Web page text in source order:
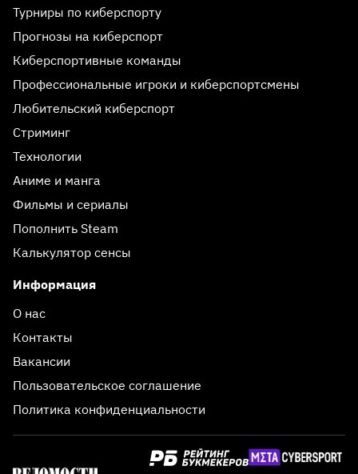
Турниры по киберспорту
Прогнозы на киберспорт
Киберспортивные команды
Профессиональные игроки и киберспортсмены
Любительский киберспорт
Стриминг
Технологии
Аниме и манга
Фильмы и сериалы
Пополнить Steam
Калькулятор сенсы
Информация
О нас
Контакты
Вакансии
Пользовательское соглашение
Политика конфиденциальности